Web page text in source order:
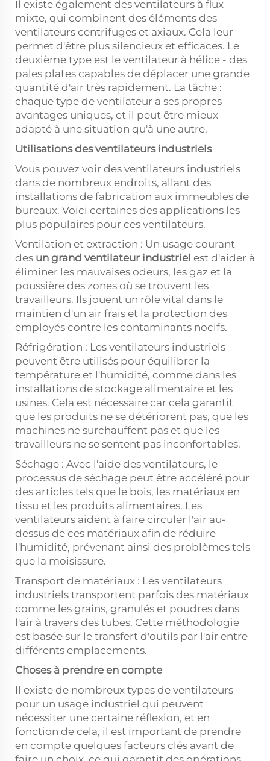
Il existe également des ventilateurs à flux
mixte, qui combinent des éléments des
ventilateurs centrifuges et axiaux. Cela leur
permet d'être plus silencieux et efficaces. Le
deuxième type est le ventilateur à hélice - des
pales plates capables de déplacer une grande
quantité d'air très rapidement. La tâche :
chaque type de ventilateur a ses propres
avantages uniques, et il peut être mieux
adapté à une situation qu'à une autre.
Utilisations des ventilateurs industriels
Vous pouvez voir des ventilateurs industriels
dans de nombreux endroits, allant des
installations de fabrication aux immeubles de
bureaux. Voici certaines des applications les
plus populaires pour ces ventilateurs.
Ventilation et extraction : Un usage courant
des un grand ventilateur industriel est d'aider à
éliminer les mauvaises odeurs, les gaz et la
poussière des zones où se trouvent les
travailleurs. Ils jouent un rôle vital dans le
maintien d'un air frais et la protection des
employés contre les contaminants nocifs.
Réfrigération : Les ventilateurs industriels
peuvent être utilisés pour équilibrer la
température et l'humidité, comme dans les
installations de stockage alimentaire et les
usines. Cela est nécessaire car cela garantit
que les produits ne se détériorent pas, que les
machines ne surchauffent pas et que les
travailleurs ne se sentent pas inconfortables.
Séchage : Avec l'aide des ventilateurs, le
processus de séchage peut être accéléré pour
des articles tels que le bois, les matériaux en
tissu et les produits alimentaires. Les
ventilateurs aident à faire circuler l'air au-
dessus de ces matériaux afin de réduire
l'humidité, prévenant ainsi des problèmes tels
que la moisissure.
Transport de matériaux : Les ventilateurs
industriels transportent parfois des matériaux
comme les grains, granulés et poudres dans
l'air à travers des tubes. Cette méthodologie
est basée sur le transfert d'outils par l'air entre
différents emplacements.
Choses à prendre en compte
Il existe de nombreux types de ventilateurs
pour un usage industriel qui peuvent
nécessiter une certaine réflexion, et en
fonction de cela, il est important de prendre
en compte quelques facteurs clés avant de